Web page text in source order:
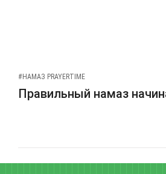
#НАМАЗ PRAYERTIME
Правильный намаз